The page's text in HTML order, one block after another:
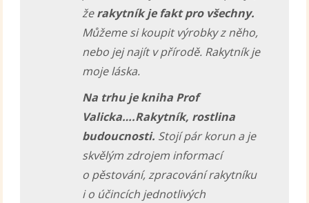
žerakytník je fakt pro všechny.
Můžeme si koupit výrobky z něho,
nebo jej najít v přírodě. Rakytník je
moje láska.
Na trhu je kniha Prof
Valicka….Rakytník, rostlina
budoucnosti. Stojí pár korun a je
skvělým zdrojem informací
o pěstování, zpracování rakytníku
i o účincích jednotlivých